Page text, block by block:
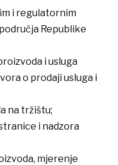
i regulatornim
Republike
i usluga
o prodaji usluga i
na tržištu;
i nadzora
mjerenje